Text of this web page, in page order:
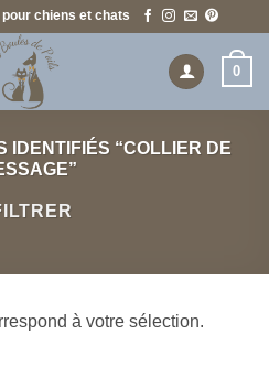
chiens et chats
0
IDENTIFIÉS “COLLIER DE
à votre sélection.